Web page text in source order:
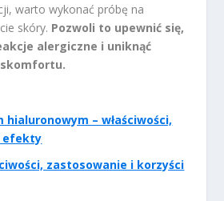
warto wykonać próbę na
skóry. Pozwoli to upewnić się,
alergiczne i uniknąć
hialuronowym – właściwości,
efekty
zastosowanie i korzyści